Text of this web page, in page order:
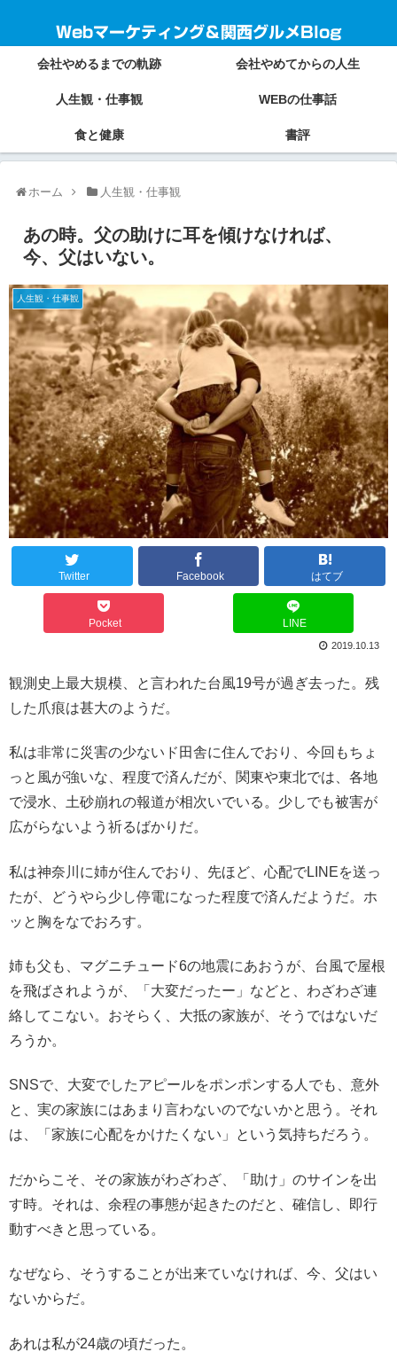
Webマーケティング＆関西グルメBlog
会社やめるまでの軌跡 会社やめてからの人生
人生観・仕事観 WEBの仕事話
食と健康 書評
ホーム 人生観・仕事観
あの時。父の助けに耳を傾けなければ、
今、父はいない。
人生観・仕事観
Twitter Facebook はてブ
Pocket LINE
2019.10.13
観測史上最大規模、と言われた台風19号が過ぎ去った。残
した爪痕は甚大のようだ。
私は非常に災害の少ないド田舎に住んでおり、今回もちょ
っと風が強いな、程度で済んだが、関東や東北では、各地
で浸水、土砂崩れの報道が相次いでいる。少しでも被害が
広がらないよう祈るばかりだ。
私は神奈川に姉が住んでおり、先ほど、心配でLINEを送っ
たが、どうやら少し停電になった程度で済んだようだ。ホ
ッと胸をなでおろす。
姉も父も、マグニチュード6の地震にあおうが、台風で屋根
を飛ばされようが、「大変だったー」などと、わざわざ連
絡してこない。おそらく、大抵の家族が、そうではないだ
ろうか。
SNSで、大変でしたアピールをポンポンする人でも、意外
と、実の家族にはあまり言わないのでないかと思う。それ
は、「家族に心配をかけたくない」という気持ちだろう。
だからこそ、その家族がわざわざ、「助け」のサインを出
す時。それは、余程の事態が起きたのだと、確信し、即行
動すべきと思っている。
なぜなら、そうすることが出来ていなければ、今、父はい
ないからだ。
あれは私が24歳の頃だった。